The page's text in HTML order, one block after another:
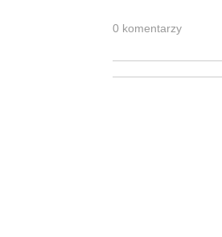
0 ko­men­ta­rzy